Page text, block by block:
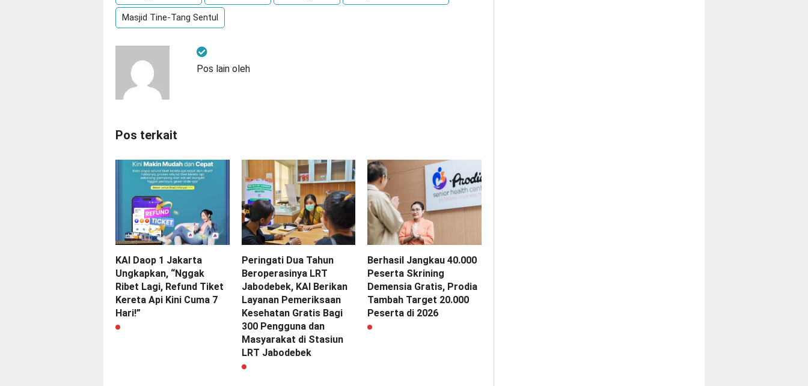
Masjid Tine-Tang Sentul
Pos lain oleh
Pos terkait
KAI Daop 1 Jakarta
Ungkapkan, “Nggak
Ribet Lagi, Refund Tiket
Kereta Api Kini Cuma 7
Hari!”
Peringati Dua Tahun
Beroperasinya LRT
Jabodebek, KAI Berikan
Layanan Pemeriksaan
Kesehatan Gratis Bagi
300 Pengguna dan
Masyarakat di Stasiun
LRT Jabodebek
Berhasil Jangkau 40.000
Peserta Skrining
Demensia Gratis, Prodia
Tambah Target 20.000
Peserta di 2026